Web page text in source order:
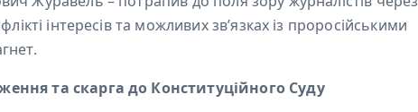
інтересів та можливих зв’язках із проросійськими
та скарга до Конституційного Суду